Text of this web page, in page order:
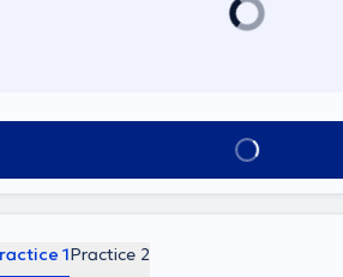
See all
1Practice 2